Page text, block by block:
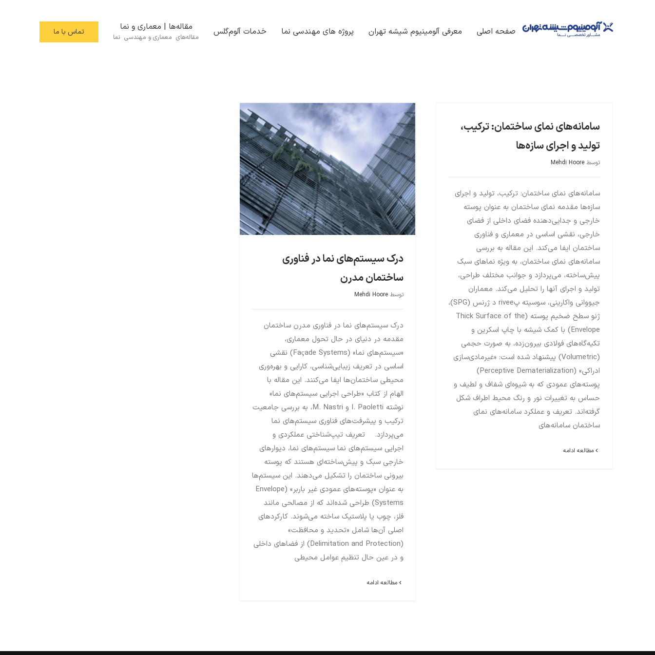
صفحه اصلی معرفی آلومینیوم شیشه تهران پروژه های مهندسی نما خدمات آلوم‌گلس مقاله‌ها | معماری و نما
مقاله‌های معماری و مهندسی نما
تماس با ما
سامانه‌های نمای ساختمان: ترکیب،
تولید و اجرای سازه‌ها
توسط Mehdi Hoore
سامانه‌های نمای ساختمان: ترکیب، تولید و اجرای
سازه‌ها مقدمه نمای ساختمان به عنوان پوسته
خارجی و جدایی‌دهنده فضای داخلی از فضای
خارجی، نقشی اساسی در معماری و فناوری
ساختمان ایفا می‌کند. این مقاله به بررسی
سامانه‌های نمای ساختمان، به ویژه نماهای سبک
پیش‌ساخته، می‌پردازد و جوانب مختلف طراحی،
تولید و اجرای آنها را تحلیل می‌کند. معماران
جیووانی واکارینی، سوسیته پrivee د ژرنس (SPG)،
ژنو سطح ضخیم پوسته (Thick Surface of the
Envelope) با کمک شیشه با چاپ اسکرین و
تکیه‌گاه‌های فولادی بیرون‌زده، به صورت حجمی
(Volumetric) پیشنهاد شده است: «غیرمادی‌سازی
ادراکی» (Perceptive Dematerialization)
پوسته‌های عمودی که به شیوه‌ای شفاف و لطیف و
حساس به تغییرات نور و رنگ محیط اطراف شکل
گرفته‌اند. تعریف و عملکرد سامانه‌های نمای
ساختمان سامانه‌های
مطالعه ادامه
درک سیستم‌های نما در فناوری
ساختمان مدرن
توسط Mehdi Hoore
درک سیستم‌های نما در فناوری مدرن ساختمان
مقدمه در دنیای در حال تحول معماری،
«سیستم‌های نما» (Façade Systems) نقشی
اساسی در تعریف زیبایی‌شناسی، کارایی و بهره‌وری
محیطی ساختمان‌ها ایفا می‌کنند. این مقاله با
الهام از کتاب «طراحی اجرایی سیستم‌های نما»
نوشته I. Paoletti و M. Nastri، به بررسی جامعیت
ترکیب و پیشرفت‌های فناوری سیستم‌های نما
می‌پردازد. تعریف تیپ‌شناختی عملکردی و
اجرایی سیستم‌های نما سیستم‌های نما، دیوارهای
خارجی سبک و پیش‌ساخته‌ای هستند که پوسته
بیرونی ساختمان را تشکیل می‌دهند. این سیستم‌ها
به عنوان «پوسته‌های عمودی غیر باربر» (Envelope
Systems) طراحی شده‌اند که از مصالحی مانند
فلز، چوب یا پلاستیک ساخته می‌شوند. کارکردهای
اصلی آن‌ها شامل «تحدید و محافظت»
(Delimitation and Protection) از فضاهای داخلی
و در عین حال تنظیم عوامل محیطی
مطالعه ادامه